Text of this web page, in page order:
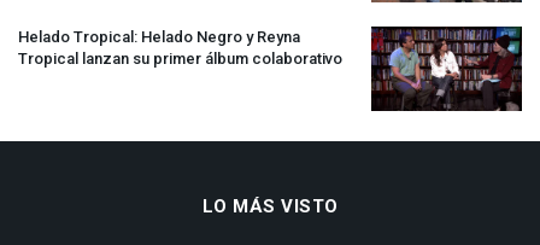
Helado Tropical: Helado Negro y Reyna
Tropical lanzan su primer álbum colaborativo
LO MÁS VISTO